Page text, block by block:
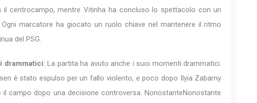
il centrocampo, mentre Vitinha ha concluso lo spettacolo con un
marcatore ha giocato un ruolo chiave nel mantenere il ritmo
del PSG.
drammatici: La partita ha avuto anche i suoi momenti drammatici.
è stato espulso per un fallo violento, e poco dopo Ilyia Zabarny
il campo dopo una decisione controversa. NonostanteNonostante